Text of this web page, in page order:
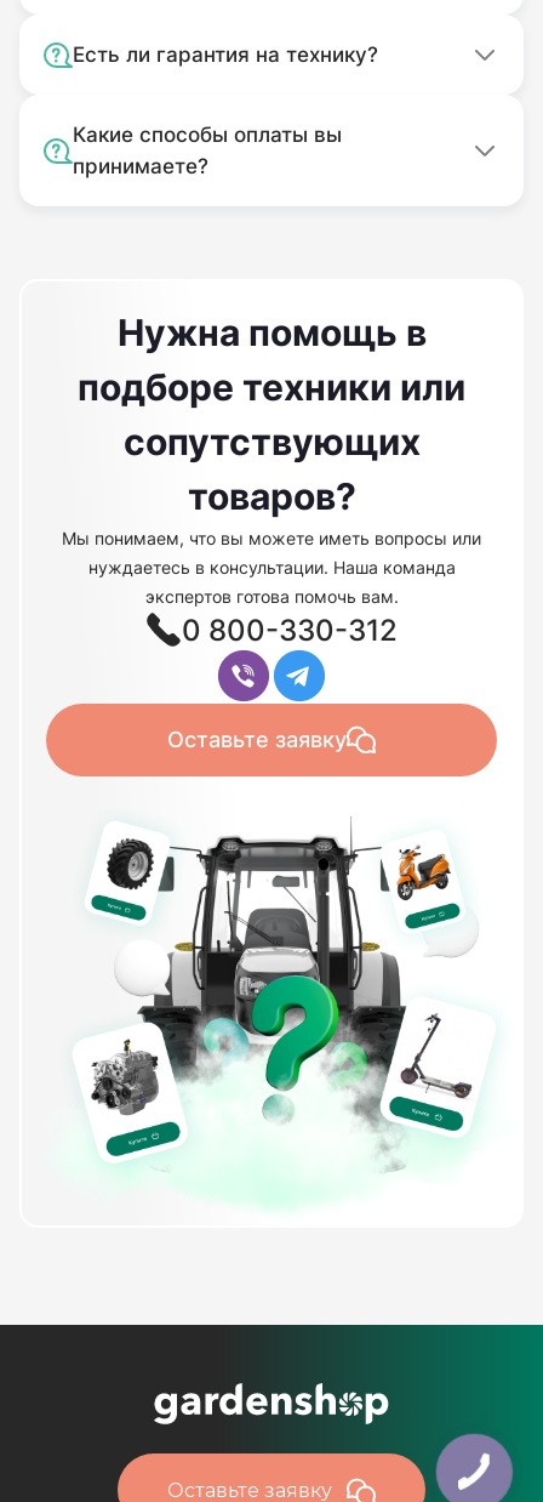
Загрязненный.
Есть ли гарантия на технику?
Какие способы оплаты вы
принимаете?
Нужна помощь в
подборе техники или
сопутствующих
товаров?
Мы понимаем, что вы можете иметь вопросы или
нуждаетесь в консультации. Наша команда
экспертов готова помочь вам.
0 800-330-312
Оставьте заявку
Оставьте заявку